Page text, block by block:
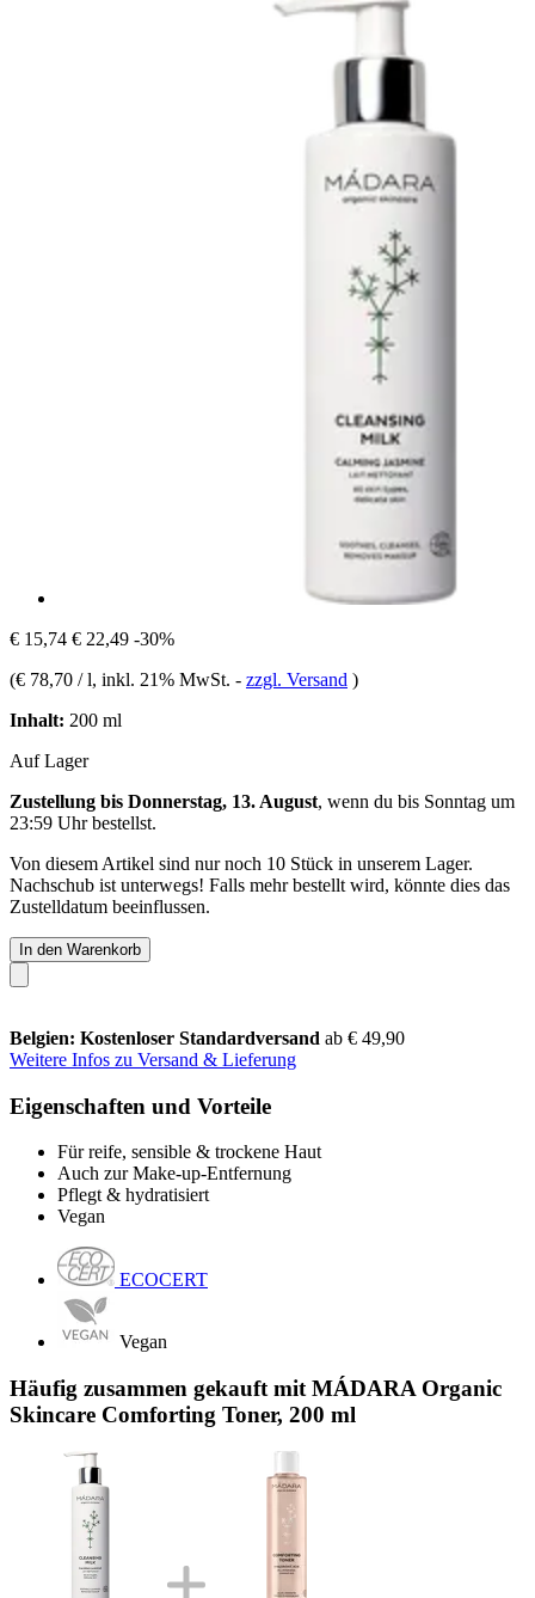
€ 15,74 € 22,49 -30%
(€ 78,70 / l, inkl. 21% MwSt. - zzgl. Versand )
Inhalt: 200 ml
Auf Lager
Zustellung bis Donnerstag, 13. August, wenn du bis Sonntag um
23:59 Uhrbestellst.
Von diesem Artikel sind nur noch 10 Stück in unserem Lager.
Nachschub ist unterwegs! Falls mehr bestellt wird, könnte dies das
Zustelldatum beeinflussen.
In den Warenkorb
Belgien: Kostenloser Standardversand ab € 49,90
Weitere Infos zu Versand & Lieferung
Eigenschaften und Vorteile
Für reife, sensible & trockene Haut
Auch zur Make-up-Entfernung
Pflegt & hydratisiert
Vegan
ECOCERT
Vegan
Häufig zusammen gekauft mit MÁDARA Organic
Skincare Comforting Toner, 200 ml